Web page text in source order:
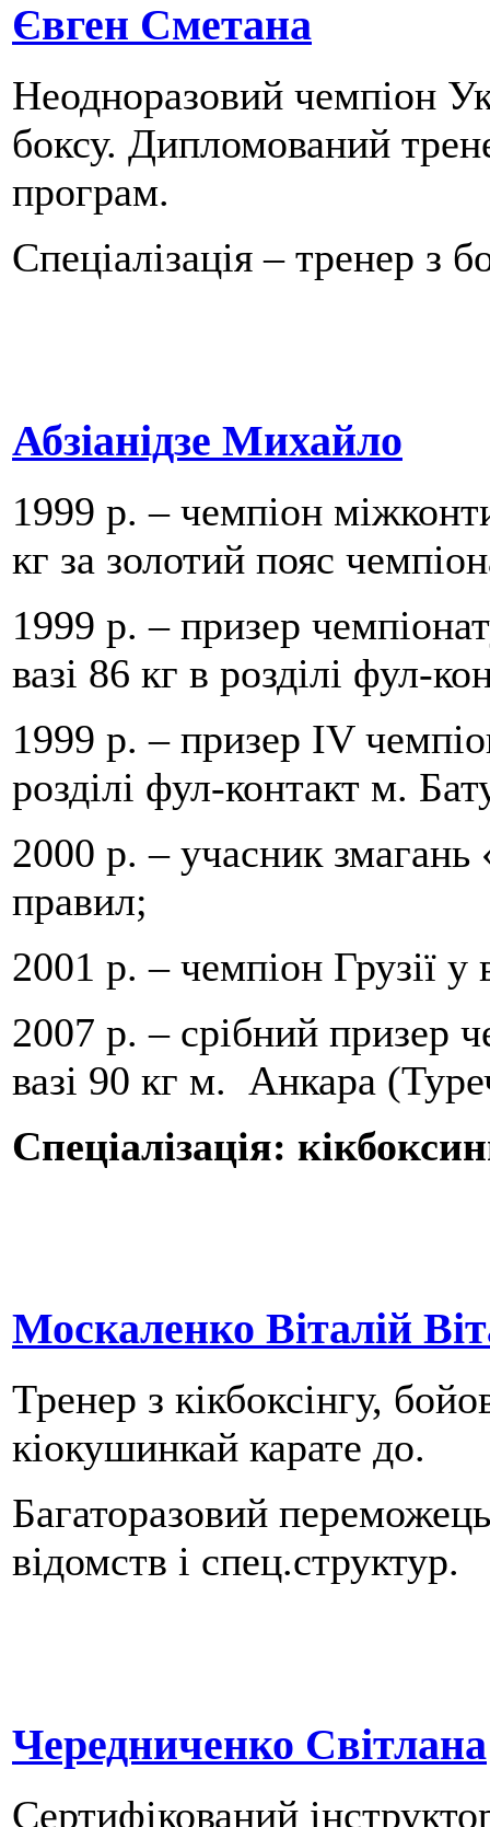
Євген Сметана
Неодноразовий чемпіон
боксу. Дипломований
програм.
Спеціалізація – тренер з
Абзіанідзе Михайло
1999 р. – чемпіон
кг за золотий пояс
1999 р. – призер
вазі 86 кг в розділі фул-
1999 р. – призер IV
розділі фул-контакт м.
2000 р. – учасник змагань
правил;
2001 р. – чемпіон Грузії у
2007 р. – срібний призер
вазі 90 кг м. Анкара
Спеціалізація:
Москаленко Віталій
Тренер з кікбоксінгу,
кіокушинкай карате до.
Багаторазовий
відомств і спец.структур.
Чередниченко Світлана
Сертифікований